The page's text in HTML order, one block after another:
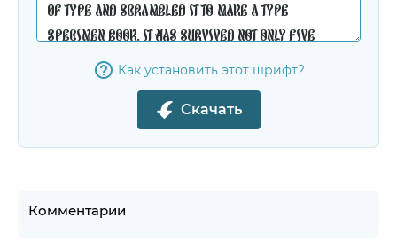
Как установить этот шрифт?
Скачать
Комментарии